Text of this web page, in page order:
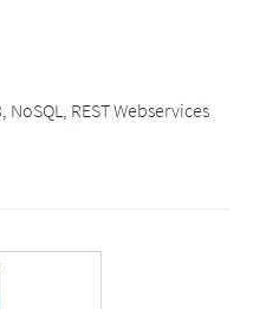
REST Webservices